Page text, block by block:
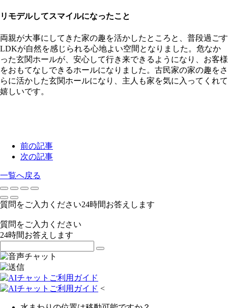
リモデルしてスマイルになったこと
両親が大事にしてきた家の趣を活かしたところと、普段過ごす
LDKが自然を感じられる心地よい空間となりました。危なか
った玄関ホールが、安心して行き来できるようになり、お客様
をおもてなしできるホールになりました。古民家の家の趣をさ
らに活かした玄関ホールになり、主人も家を気に入ってくれて
嬉しいです。
前の記事
次の記事
一覧へ戻る
質問をご入力ください24時間お答えします
質問をご入力ください
24時間お答えします
<